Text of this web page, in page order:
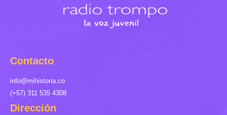
Contacto
info@mihistoria.co
(+57) 311 535 4308
Dirección